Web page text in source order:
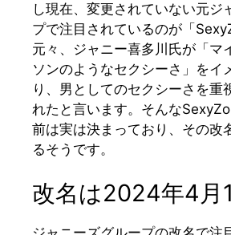
し現在、変更されていない元ジ
プで注目されているのが「
元々、ジャニー喜多川氏が「マ
ソンのようなセクシーさ」をイ
り、男としてのセクシーさを重
れたと言います。そんな
前は実は決まっており、その改
るそうです。
改名は2024年4月